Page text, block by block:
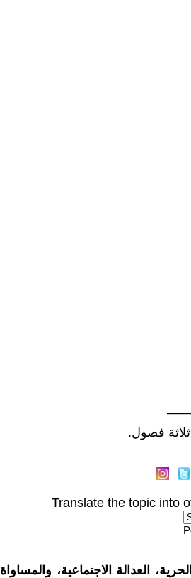
Translate the topic into
العدالة الاجتماعية، والمساواة